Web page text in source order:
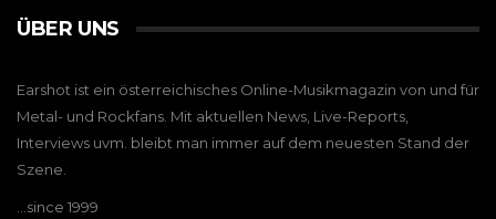
ÜBER UNS
Earshot ist ein österreichisches Online-Musikmagazin von und für
Metal- und Rockfans. Mit aktuellen News, Live-Reports,
Interviews uvm. bleibt man immer auf dem neuesten Stand der
Szene.
…since 1999